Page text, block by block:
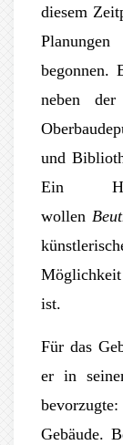
diesem
begonnen.
neben
und
Ein
wollen
ist.
Für das
er in
Gebäude.